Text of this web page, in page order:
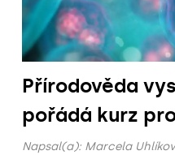
Přírodověda
pořádá kurz
Napsal(a): Marcela